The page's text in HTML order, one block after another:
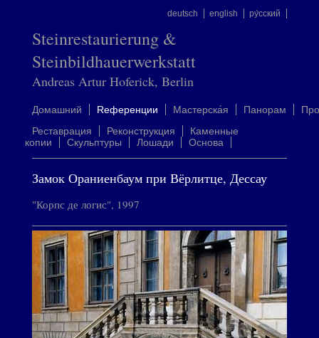
deutsch english ру́сский
Steinrestaurierung &
Steinbildhauerwerkstatt
Andreas Artur Hoferick, Berlin
Домашний Rеференции Mастерска́я Панорам
Реставрация
Реконструкция
Каменные
копии
Скульптуры Лошади Oснова
Замок Ораниенбаум при Вёрлитце, Дессау
"Корпс де логис", 1997